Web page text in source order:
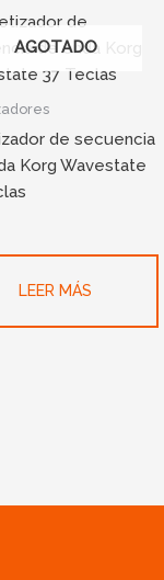
AGOTADO
de secuencia
Korg Wavestate
LEER MÁS